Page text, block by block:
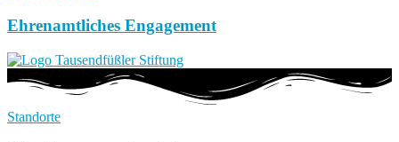
Ehrenamtliches Engagement
Standorte